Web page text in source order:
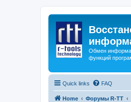
Обмен
функций
Quick links FAQ
Home Форумы R-TT